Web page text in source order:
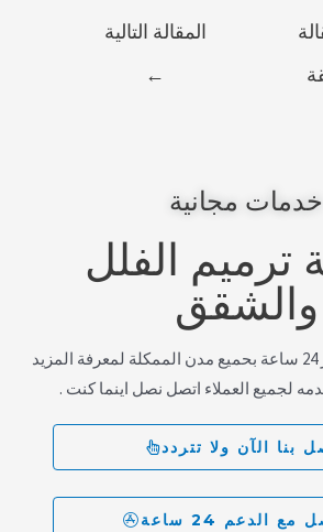
المقالة التالية
←
خدمات مجانية
ترميم الفلل
والشقق
تواصل معنا على مدار 24 ساعة بحميع مدن الممكلة لمعرفة المزيد
لجميع العملاء اتصل نصل اينما كنت .
بنا الآن ولا تتردد
مع الدعم 24 ساعة